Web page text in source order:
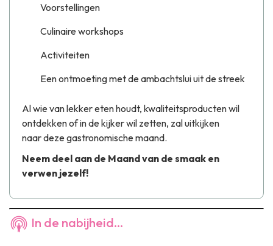
Voorstellingen
Culinaire workshops
Activiteiten
Een ontmoeting met de ambachtslui uit de streek
Al wie van lekker eten houdt, kwaliteitsproducten wil
ontdekken of in de kijker wil zetten, zal uitkijken
naar deze gastronomische maand.
Neem deel aan de Maand van de smaak en
verwen jezelf!
In de nabijheid...